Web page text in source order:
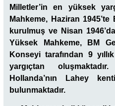
Milletler’in en yüksek
Mahkeme, Haziran
kurulmuş ve Nisan
Yüksek Mahkeme, BM
Konseyi tarafından 9
yargıçtan
Hollanda’nın Lahey
bulunmaktadır.